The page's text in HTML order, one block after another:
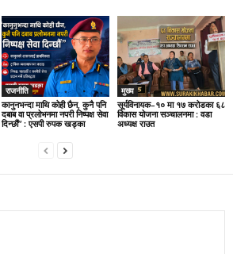
राजनीति
कानुनभन्दा माथि कोही छैन, कुनै पनि
दबाब वा प्रलोभनमा नपरी निष्पक्ष सेवा
दिन्छौं” : एसपी रुपक खड्का
मुख्य
सूर्यविनायक–१० मा १७ करोडका ६८
विकास योजना सञ्चालनमा : वडा
अध्यक्ष राउत